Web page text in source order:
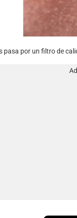
pasa por un filtro de